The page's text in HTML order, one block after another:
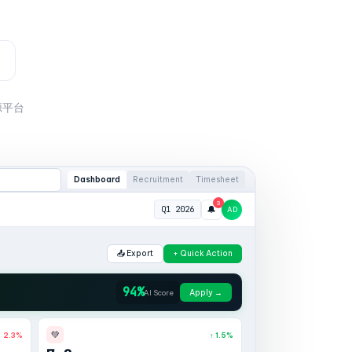
台
Dashboard Recruitment Timesheet
Q1 2026 🔔
3
AD
📤 Export + Quick Action
94%AI Score Apply →
2.3% 💚 ↑ 1.5%